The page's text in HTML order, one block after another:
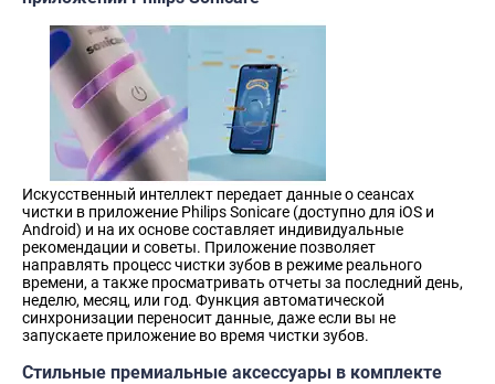
Искусственный интеллект передает данные о сеансах
чистки в приложение Philips Sonicare (доступно для iOS и
Android) и на их основе составляет индивидуальные
рекомендации и советы. Приложение позволяет
направлять процесс чистки зубов в режиме реального
времени, а также просматривать отчеты за последний день,
неделю, месяц, или год. Функция автоматической
синхронизации переносит данные, даже если вы не
запускаете приложение во время чистки зубов.
Стильные премиальные аксессуары в комплекте